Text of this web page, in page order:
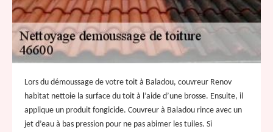
Lors du démoussage de votre toit à Baladou, couvreur Renov
habitat nettoie la surface du toit à l’aide d’une brosse. Ensuite, il
applique un produit fongicide. Couvreur à Baladou rince avec un
jet d’eau à bas pression pour ne pas abimer les tuiles. Si